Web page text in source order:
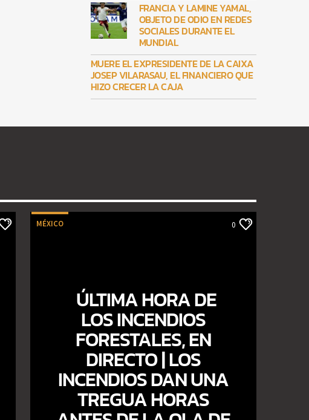
FRANCIA Y LAMINE YAMAL,
OBJETO DE ODIO EN REDES
SOCIALES DURANTE EL
MUNDIAL
MUERE EL EXPRESIDENTE DE LA CAIXA
JOSEP VILARASAU, EL FINANCIERO QUE
HIZO CRECER LA CAJA
MÉXICO 0
ÚLTIMA HORA DE
LOS INCENDIOS
FORESTALES, EN
DIRECTO | LOS
INCENDIOS DAN UNA
TREGUA HORAS